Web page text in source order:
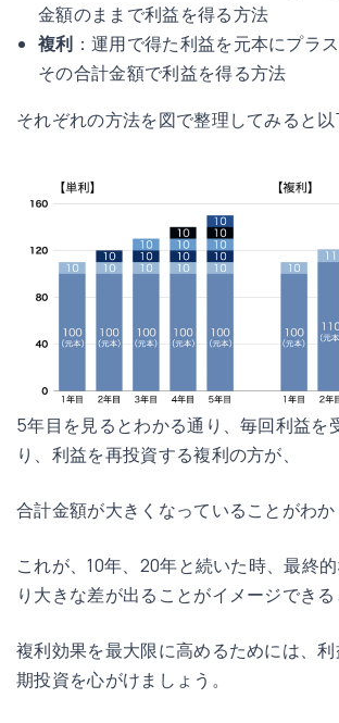
金額のままで利益を得る方法
複利 ：運用で得た利益を元本にプラ
その合計金額で利益を得る方法
それぞれの方法を図で整理してみると以
5年目を見るとわかる通り、毎回利益を
り、利益を再投資する複利の方が、
合計金額が大きくなっていることがわか
これが、10年、20年と続いた時、最終
り大きな差が出ることがイメージできる
複利効果を最大限に高めるためには、
期投資を心がけましょう。